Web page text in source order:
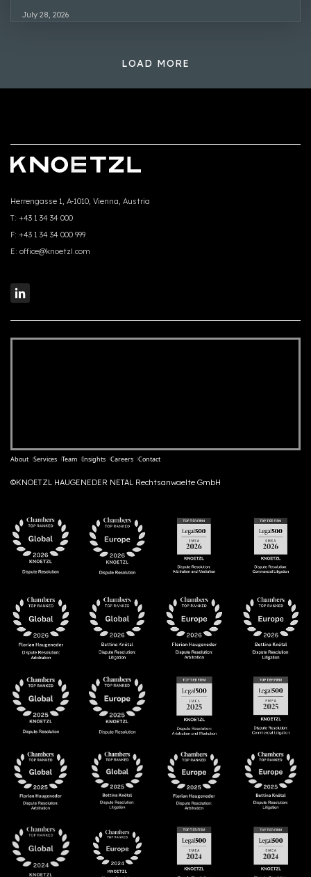
July 28, 2026
LOAD MORE
Herrengasse 1, A-1010, Vienna, Austria
T: +43 1 34 34 000
F: +43 1 34 34 000 999
E: office@knoetzl.com
About Services Team Insights Careers Contact
©KNOETZL HAUGENEDER NETAL Rechtsanwaelte GmbH